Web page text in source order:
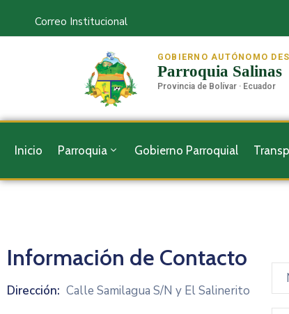
Correo Institucional
GOBIERNO AUTÓNOMO
Parroquia Salinas
Provincia de Bolívar · Ecuador
Inicio Parroquia Gobierno Parroquial
Información de Contacto
Dirección: Calle Samilagua S/N y El Salinerito